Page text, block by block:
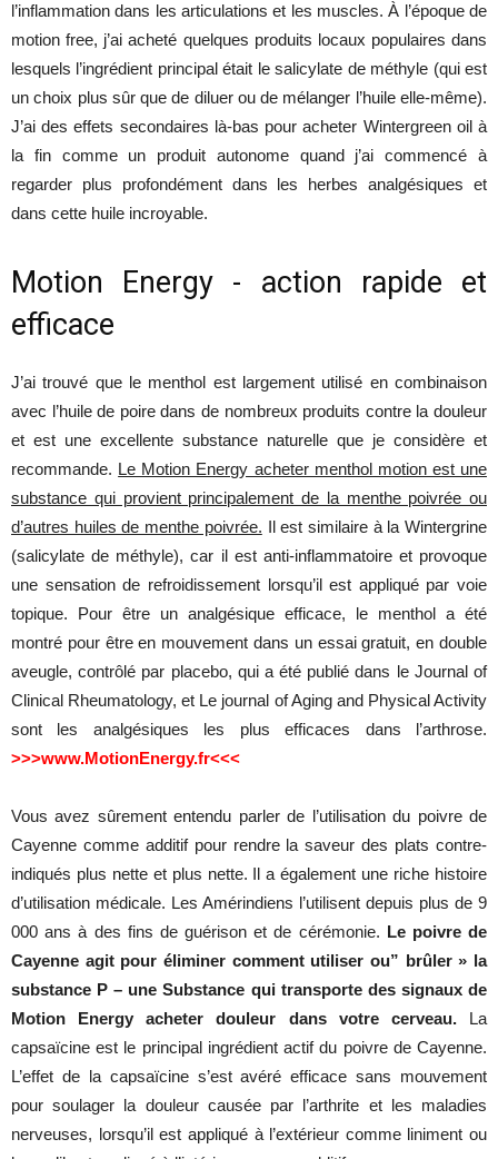
l’inflammation dans les articulations et les muscles. À l’époque de
motion free, j’ai acheté quelques produits locaux populaires dans
lesquels l’ingrédient principal était le salicylate de méthyle (qui est
un choix plus sûr que de diluer ou de mélanger l’huile elle-même).
J’ai des effets secondaires là-bas pour acheter Wintergreen oil à
la fin comme un produit autonome quand j’ai commencé à
regarder plus profondément dans les herbes analgésiques et
dans cette huile incroyable.
Motion Energy - action rapide et
efficace
J’ai trouvé que le menthol est largement utilisé en combinaison
avec l’huile de poire dans de nombreux produits contre la douleur
et est une excellente substance naturelle que je considère et
recommande. Le Motion Energy acheter menthol motion est une
substance qui provient principalement de la menthe poivrée ou
d’autres huiles de menthe poivrée. Il est similaire à la Wintergrine
(salicylate de méthyle), car il est anti-inflammatoire et provoque
une sensation de refroidissement lorsqu’il est appliqué par voie
topique. Pour être un analgésique efficace, le menthol a été
montré pour être en mouvement dans un essai gratuit, en double
aveugle, contrôlé par placebo, qui a été publié dans le Journal of
Clinical Rheumatology, et Le journal of Aging and Physical Activity
sont les analgésiques les plus efficaces dans l’arthrose.
>>>www.MotionEnergy.fr<<<
Vous avez sûrement entendu parler de l’utilisation du poivre de
Cayenne comme additif pour rendre la saveur des plats contre-
indiqués plus nette et plus nette. Il a également une riche histoire
d’utilisation médicale. Les Amérindiens l’utilisent depuis plus de 9
000 ans à des fins de guérison et de cérémonie. Le poivre de
Cayenne agit pour éliminer comment utiliser ou” brûler » la
substance P – une Substance qui transporte des signaux de
Motion Energy acheter douleur dans votre cerveau.La
capsaïcine est le principal ingrédient actif du poivre de Cayenne.
L’effet de la capsaïcine s’est avéré efficace sans mouvement
pour soulager la douleur causée par l’arthrite et les maladies
nerveuses, lorsqu’il est appliqué à l’extérieur comme liniment ou